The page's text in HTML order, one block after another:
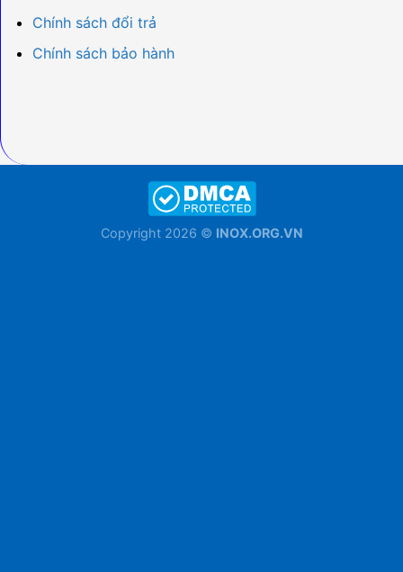
Chính sách đổi trả
Chính sách bảo hành
Copyright 2026 © INOX.ORG.VN